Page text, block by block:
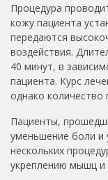
Процедура
кожу пациента
передаются
воздействия.
40 минут, в
пациента. Курс
однако количество
Пациенты,
уменьшение боли и
нескольких
укреплению мышц и